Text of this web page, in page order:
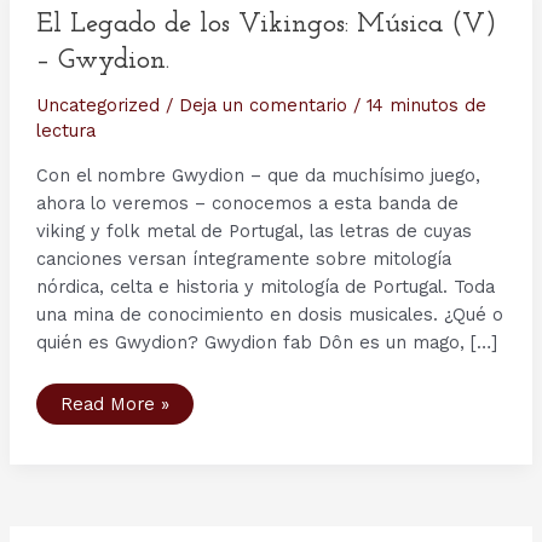
El Legado de los Vikingos: Música (V)
– Gwydion.
Uncategorized / Deja un comentario / 14 minutos de
lectura
Con el nombre Gwydion – que da muchísimo juego,
ahora lo veremos – conocemos a esta banda de
viking y folk metal de Portugal, las letras de cuyas
canciones versan íntegramente sobre mitología
nórdica, celta e historia y mitología de Portugal. Toda
una mina de conocimiento en dosis musicales. ¿Qué o
quién es Gwydion? Gwydion fab Dôn es un mago, […]
El
Legado
Read More »